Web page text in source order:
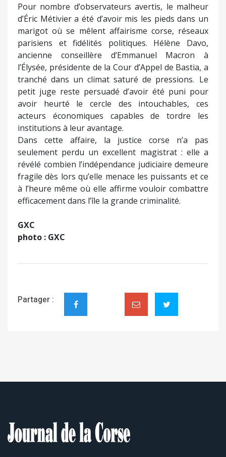
Pour nombre d’observateurs avertis, le malheur
d’Éric Métivier a été d’avoir mis les pieds dans un
marigot où se mêlent affairisme corse, réseaux
parisiens et fidélités politiques. Hélène Davo,
ancienne conseillère d’Emmanuel Macron à
l’Élysée, présidente de la Cour d’Appel de Bastia, a
tranché dans un climat saturé de pressions. Le
petit juge reste persuadé d’avoir été puni pour
avoir heurté le cercle des intouchables, ces
acteurs économiques capables de tordre les
institutions à leur avantage.
Dans cette affaire, la justice corse n’a pas
seulement perdu un excellent magistrat : elle a
révélé combien l’indépendance judiciaire demeure
fragile dès lors qu’elle menace les puissants et ce
à l’heure même où elle affirme vouloir combattre
efficacement dans l’île la grande criminalité.
GXC
photo : GXC
Partager :